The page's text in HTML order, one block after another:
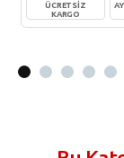
ÜCRETSİZ
KARGO